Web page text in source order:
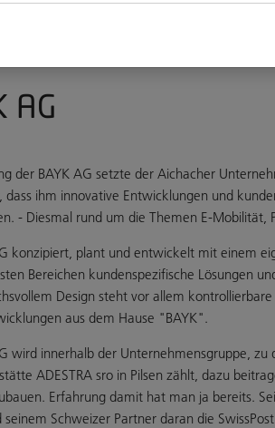
AG
der BAYK AG setzte der Aichacher
dass ihm innovative Entwicklungen und
- Diesmal rund um die Themen E-Mobilität,
konzipiert, plant und entwickelt mit einem
Bereichen kundenspezifische Lösungen
Design steht vor allem
aus dem Hause "BAYK".
wird innerhalb der Unternehmensgruppe, zu
ADESTRA sro in Pilsen zählt, dazu
Erfahrung damit hat man ja bereits.
seinem Schweizer Partner daran die